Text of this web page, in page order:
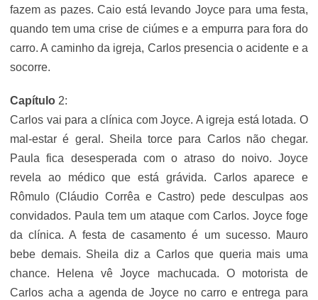
fazem as pazes. Caio está levando Joyce para uma festa,
quando tem uma crise de ciúmes e a empurra para fora do
carro. A caminho da igreja, Carlos presencia o acidente e a
socorre.
Capítulo 2:
Carlos vai para a clínica com Joyce. A igreja está lotada. O
mal-estar é geral. Sheila torce para Carlos não chegar.
Paula fica desesperada com o atraso do noivo. Joyce
revela ao médico que está grávida. Carlos aparece e
Rômulo (Cláudio Corrêa e Castro) pede desculpas aos
convidados. Paula tem um ataque com Carlos. Joyce foge
da clínica. A festa de casamento é um sucesso. Mauro
bebe demais. Sheila diz a Carlos que queria mais uma
chance. Helena vê Joyce machucada. O motorista de
Carlos acha a agenda de Joyce no carro e entrega para